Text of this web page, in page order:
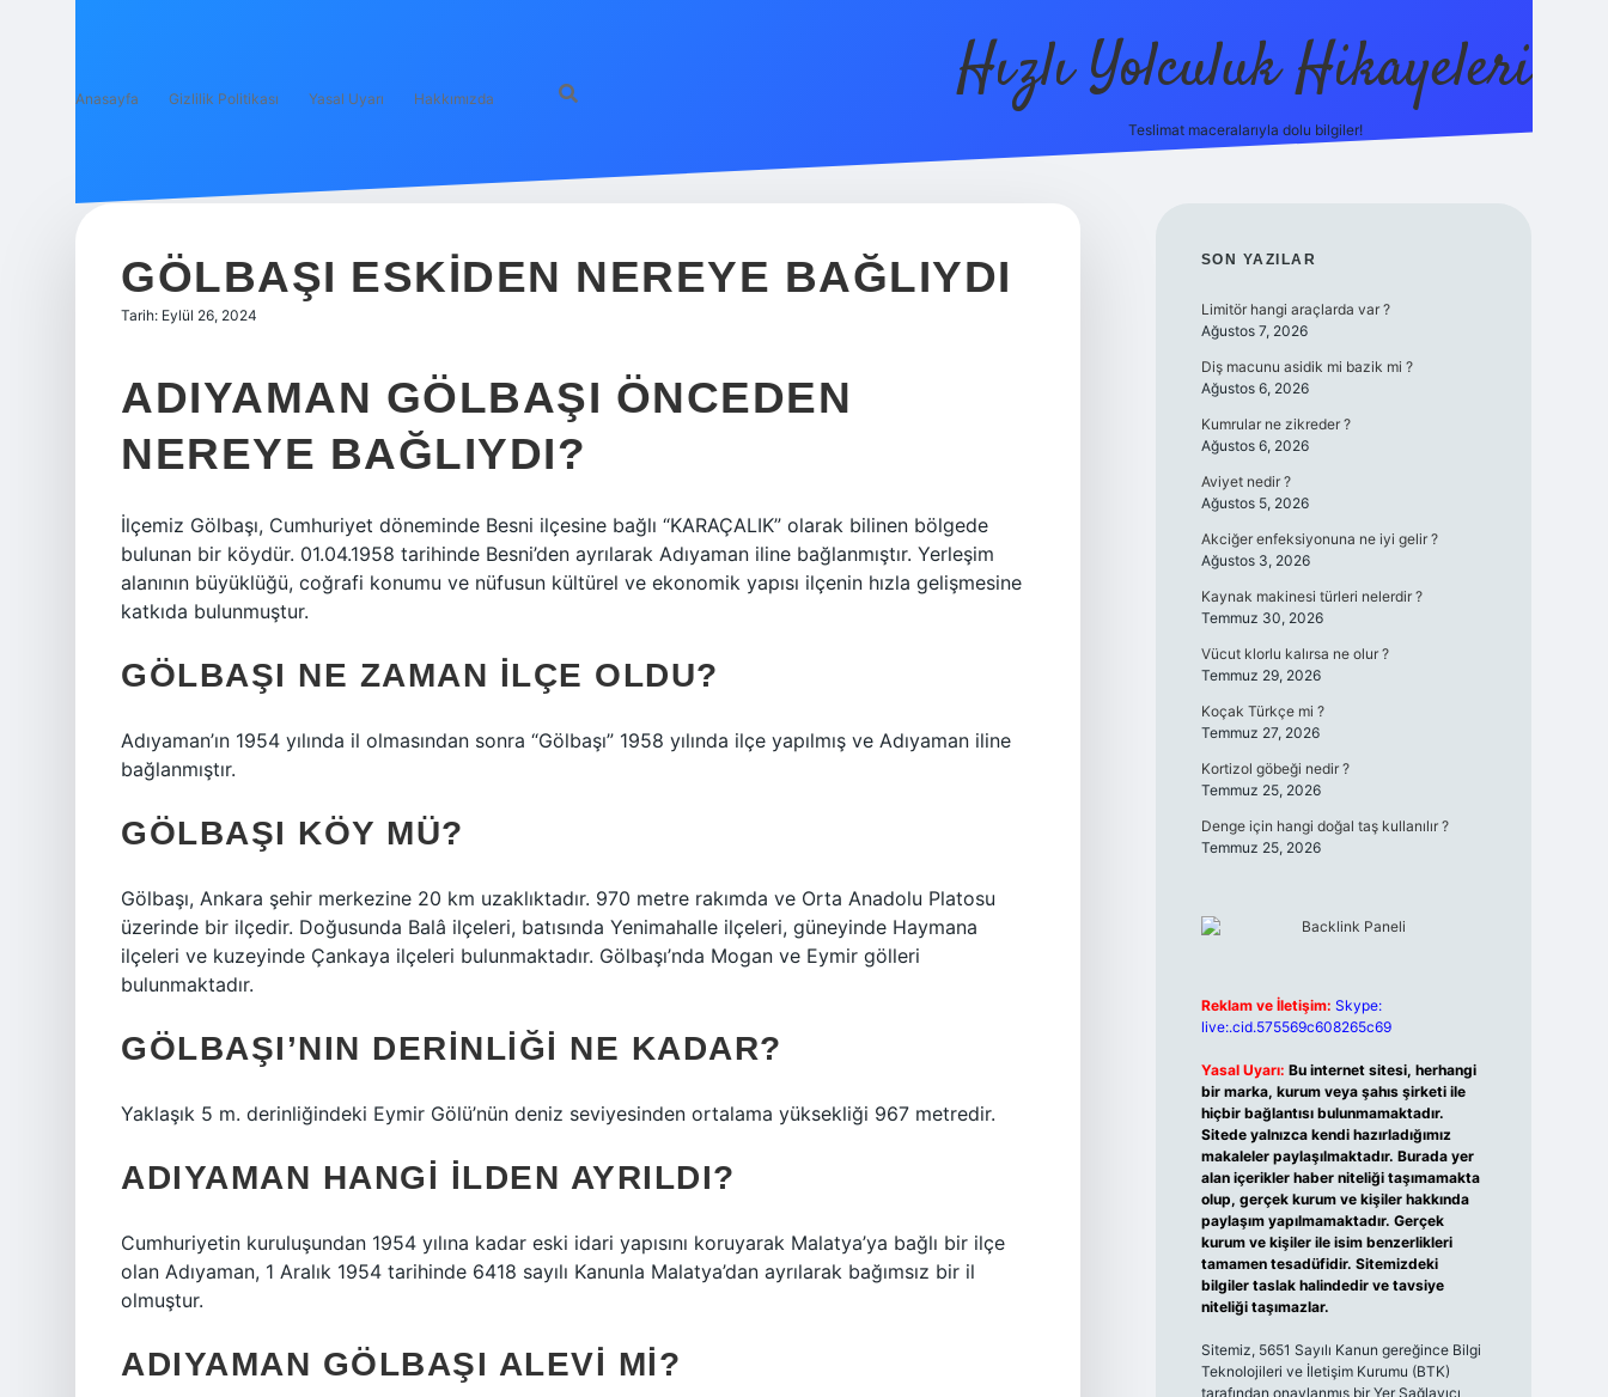
Anasayfa Gizlilik Politikası Yasal Uyarı Hakkımızda Hızlı Yolculuk Hikayeleri
Teslimat maceralarıyla dolu bilgiler!
GÖLBAŞI ESKIDEN NEREYE BAĞLIYDI
Tarih: Eylül 26, 2024
ADIYAMAN GÖLBAŞI ÖNCEDEN
NEREYE BAĞLIYDI?
İlçemiz Gölbaşı, Cumhuriyet döneminde Besni ilçesine bağlı “KARAÇALIK” olarak bilinen bölgede
bulunan bir köydür. 01.04.1958 tarihinde Besni’den ayrılarak Adıyaman iline bağlanmıştır. Yerleşim
alanının büyüklüğü, coğrafi konumu ve nüfusun kültürel ve ekonomik yapısı ilçenin hızla gelişmesine
katkıda bulunmuştur.
GÖLBAŞI NE ZAMAN ILÇE OLDU?
Adıyaman’ın 1954 yılında il olmasından sonra “Gölbaşı” 1958 yılında ilçe yapılmış ve Adıyaman iline
bağlanmıştır.
GÖLBAŞI KÖY MÜ?
Gölbaşı, Ankara şehir merkezine 20 km uzaklıktadır. 970 metre rakımda ve Orta Anadolu Platosu
üzerinde bir ilçedir. Doğusunda Balâ ilçeleri, batısında Yenimahalle ilçeleri, güneyinde Haymana
ilçeleri ve kuzeyinde Çankaya ilçeleri bulunmaktadır. Gölbaşı’nda Mogan ve Eymir gölleri
bulunmaktadır.
GÖLBAŞI’NIN DERINLIĞI NE KADAR?
Yaklaşık 5 m. derinliğindeki Eymir Gölü’nün deniz seviyesinden ortalama yüksekliği 967 metredir.
ADIYAMAN HANGI ILDEN AYRILDI?
Cumhuriyetin kuruluşundan 1954 yılına kadar eski idari yapısını koruyarak Malatya’ya bağlı bir ilçe
olan Adıyaman, 1 Aralık 1954 tarihinde 6418 sayılı Kanunla Malatya’dan ayrılarak bağımsız bir il
olmuştur.
ADIYAMAN GÖLBAŞI ALEVI MI?
SIDEBAR
SON YAZILAR
Limitör hangi araçlarda var ?
Ağustos 7, 2026
Diş macunu asidik mi bazik mi ?
Ağustos 6, 2026
Kumrular ne zikreder ?
Ağustos 6, 2026
Aviyet nedir ?
Ağustos 5, 2026
Akciğer enfeksiyonuna ne iyi gelir ?
Ağustos 3, 2026
Kaynak makinesi türleri nelerdir ?
Temmuz 30, 2026
Vücut klorlu kalırsa ne olur ?
Temmuz 29, 2026
Koçak Türkçe mi ?
Temmuz 27, 2026
Kortizol göbeği nedir ?
Temmuz 25, 2026
Denge için hangi doğal taş kullanılır ?
Temmuz 25, 2026
Reklam ve İletişim: Skype:
live:.cid.575569c608265c69
Yasal Uyarı: Bu internet sitesi, herhangi
bir marka, kurum veya şahıs şirketi ile
hiçbir bağlantısı bulunmamaktadır.
Sitede yalnızca kendi hazırladığımız
makaleler paylaşılmaktadır. Burada yer
alan içerikler haber niteliği taşımamakta
olup, gerçek kurum ve kişiler hakkında
paylaşım yapılmamaktadır. Gerçek
kurum ve kişiler ile isim benzerlikleri
tamamen tesadüfidir. Sitemizdeki
bilgiler taslak halindedir ve tavsiye
niteliği taşımazlar.
Sitemiz, 5651 Sayılı Kanun gereğince Bilgi
Teknolojileri ve İletişim Kurumu (BTK)
tarafından onaylanmış bir Yer Sağlayıcı